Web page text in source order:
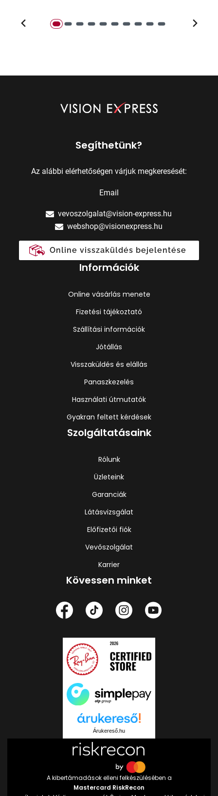
Segíthetünk?
Az alábbi elérhetőségen várjuk megkeresését:
Email
vevoszolgalat@vision-express.hu
webshop@visionexpress.hu
Online visszaküldés bejelentése
Információk
Online vásárlás menete
Fizetési tájékoztató
Szállítási információk
Jótállás
Visszaküldés és elállás
Panaszkezelés
Használati útmutatók
Gyakran feltett kérdések
Szolgáltatásaink
Rólunk
Üzleteink
Garanciák
Látásvizsgálat
Előfizetői fiók
Vevőszolgálat
Karrier
Kövessen minket
Árukereső.hu
A kibertámadások elleni felkészülésében a
Mastercard RiskRecon